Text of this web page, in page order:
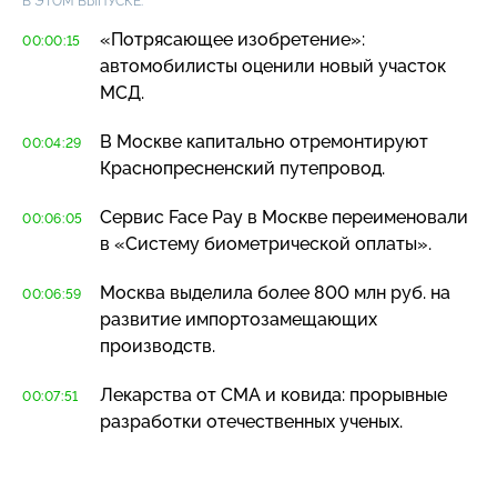
00:00:15
«Потрясающее изобретение»:
автомобилисты оценили новый участок
МСД.
00:04:29
В Москве капитально отремонтируют
Краснопресненский путепровод.
00:06:05
Сервис Face Pay в Москве переименовали
в «Систему биометрической оплаты».
00:06:59
Москва выделила более 800 млн руб. на
развитие импортозамещающих
производств.
00:07:51
Лекарства от СМА и ковида: прорывные
разработки отечественных ученых.